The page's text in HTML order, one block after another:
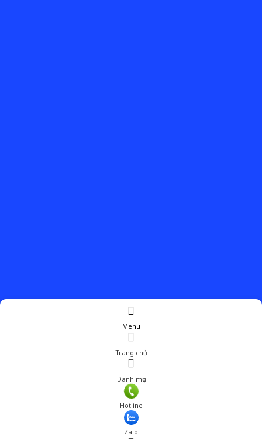
Menu
Trang chủ
Danh mục
Hotline
Zalo